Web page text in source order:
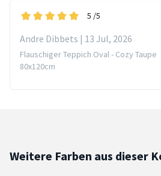
5 /5
Andre Dibbets | 13 Jul, 2026
Flauschiger Teppich Oval - Cozy Taupe
80x120cm
Weitere Farben aus dieser